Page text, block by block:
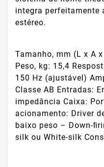
integra perfeitamente
estéreo.
Tamanho, mm (L x A
Peso, kg: 15,4
150 Hz (ajustável)
Classe AB Entradas:
impedância Caixa:
acionamento: Driver
baixo peso – Down-
silk ou White-silk